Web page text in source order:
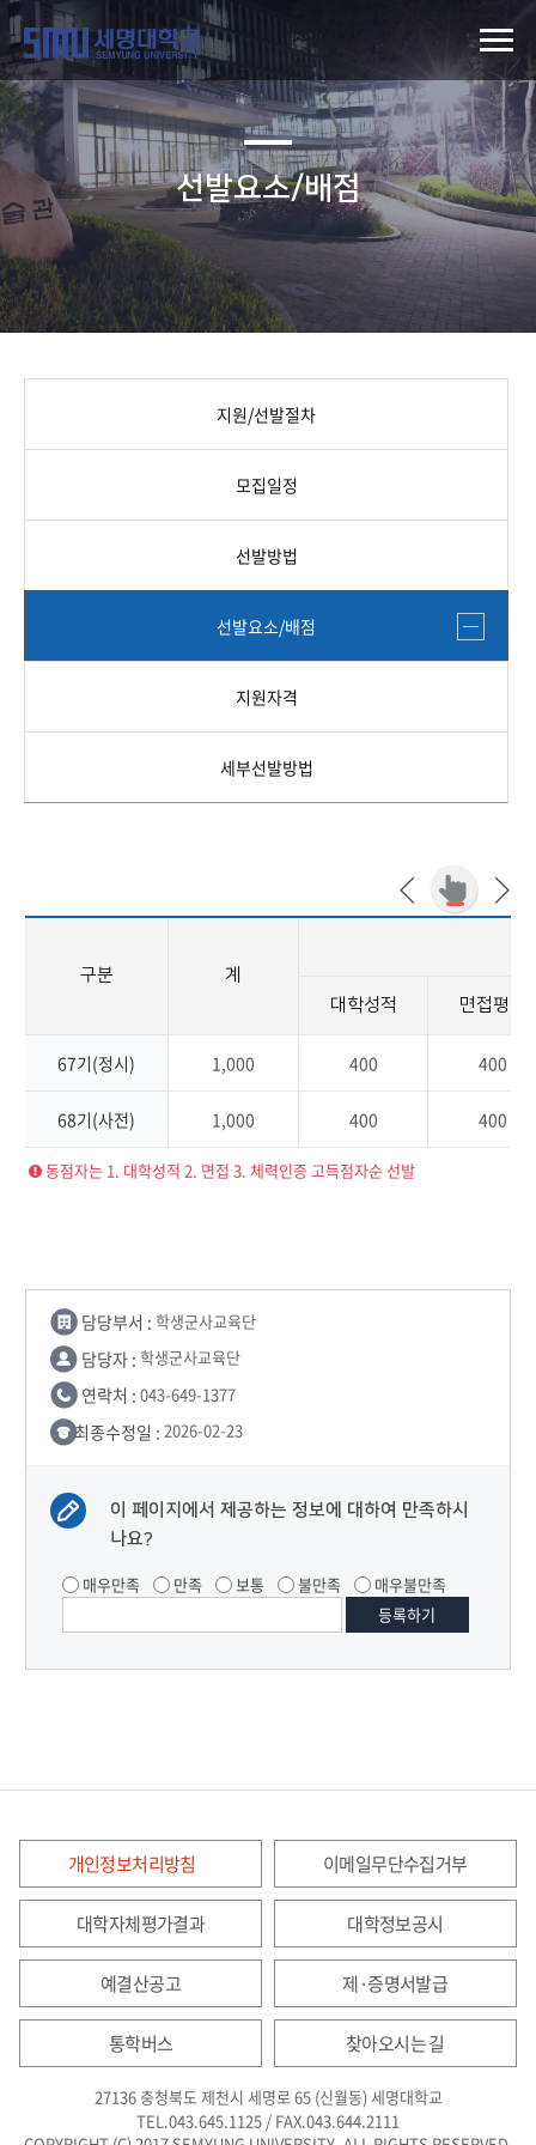
선발요소/배점
지원/선발절차
모집일정
선발방법
선발요소/배점
지원자격
세부선발방법
구분
계
대학성적
면접평가
67기(정시) 1,000 400 400
68기(사전) 1,000 400 400
동점자는 1. 대학성적 2. 면접 3. 체력인증 고득점자순 선발
담당부서 : 학생군사교육단
담당자 : 학생군사교육단
연락처 : 043-649-1377
최종수정일 : 2026-02-23
이 페이지에서 제공하는 정보에 대하여 만족하시
나요?
매우만족 만족 보통 불만족 매우불만족
개인정보처리방침 이메일무단수집거부
대학자체평가결과 대학정보공시
예결산공고 제·증명서발급
통학버스 찾아오시는 길
27136 충청북도 제천시 세명로 65 (신월동) 세명대학교
TEL.043.645.1125 / FAX.043.644.2111